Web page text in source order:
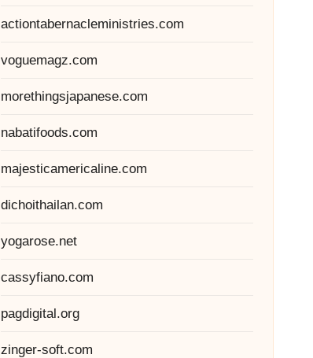
actiontabernacleministries.com
voguemagz.com
morethingsjapanese.com
nabatifoods.com
majesticamericaline.com
dichoithailan.com
yogarose.net
cassyfiano.com
pagdigital.org
zinger-soft.com